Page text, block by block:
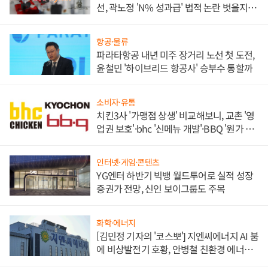
선, 곽노정 'N% 성과급' 법적 논란 벗을지 주
항공·물류
파라타항공 내년 미주 장거리 노선 첫 도전,
윤철민 '하이브리드 항공사' 승부수 통할까
소비자·유통
치킨3사 '가맹점 상생' 비교해보니, 교촌 '영
업권 보호'·bhc '신메뉴 개발'·BBQ '원가 부
인터넷·게임·콘텐츠
YG엔터 하반기 빅뱅 월드투어로 실적 성장
증권가 전망, 신인 보이그룹도 주목
화학·에너지
[김민정 기자의 '코스뽀'] 지엔씨에너지 AI 붐
에 비상발전기 호황, 안병철 친환경 에너지